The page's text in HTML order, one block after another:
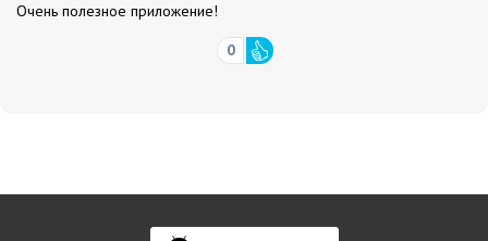
Очень полезное приложение!
0